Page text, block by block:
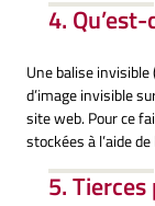
4.
Une balise
d’image invisible
site web. Pour ce
stockées à l’aide
5.